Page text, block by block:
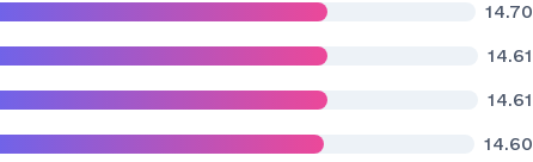
14.70
14.61
14.61
14.60